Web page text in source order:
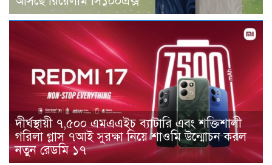
দীর্ঘস্থায়ী ৭,৫০০ এমএএইচ ব্যাটারি এবং শক্তিশালী
গরিলা গ্লাস ৭আই সুরক্ষা নিয়ে শাওমি উন্মোচন করল
নতুন রেডমি ১৭